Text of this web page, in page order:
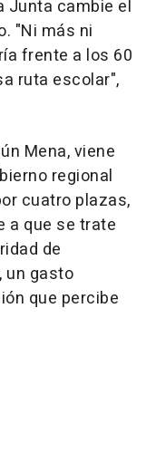
Junta cambie el
"Ni más ni
frente a los 60
ruta escolar",
Mena, viene
regional
cuatro plazas,
a que se trate
de
un gasto
que percibe